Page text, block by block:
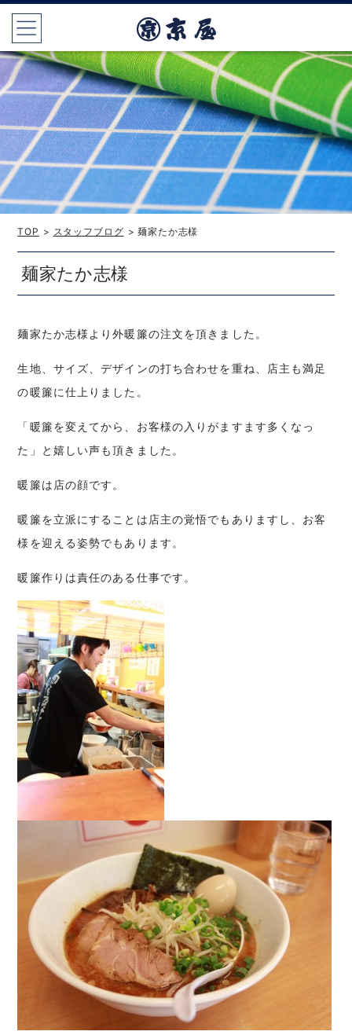
TOP > スタッフブログ > 麺家たか志様
麺家たか志様
麺家たか志様より外暖簾の注文を頂きました。
生地、サイズ、デザインの打ち合わせを重ね、店主も満足
の暖簾に仕上りました。
「暖簾を変えてから、お客様の入りがますます多くなっ
た」と嬉しい声も頂きました。
暖簾は店の顔です。
暖簾を立派にすることは店主の覚悟でもありますし、お客
様を迎える姿勢でもあります。
暖簾作りは責任のある仕事です。